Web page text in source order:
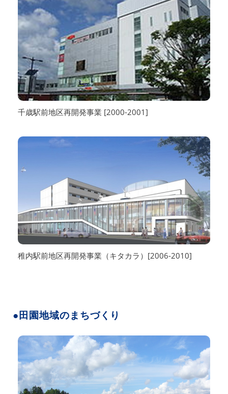
千歳駅前地区再開発事業 [2000-2001]
稚内駅前地区再開発事業（キタカラ）[2006-2010]
●田園地域のまちづくり